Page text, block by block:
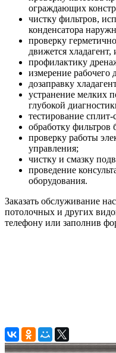
ограждающих
чистку фильтров,
конденсатора
проверку
движется
профилактику
измерение рабочего
дозаправку
устранение мелких
глубокой
тестирование
обработку фильтров
проверку работы
управления;
чистку и смазку
проведение
оборудования.
Заказать обслуживание
потолочных и других
телефону или заполнив